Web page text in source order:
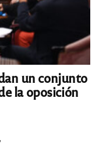
un conjunto
la oposición